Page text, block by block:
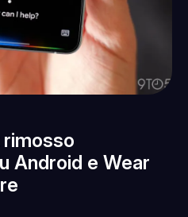
Android e Wear